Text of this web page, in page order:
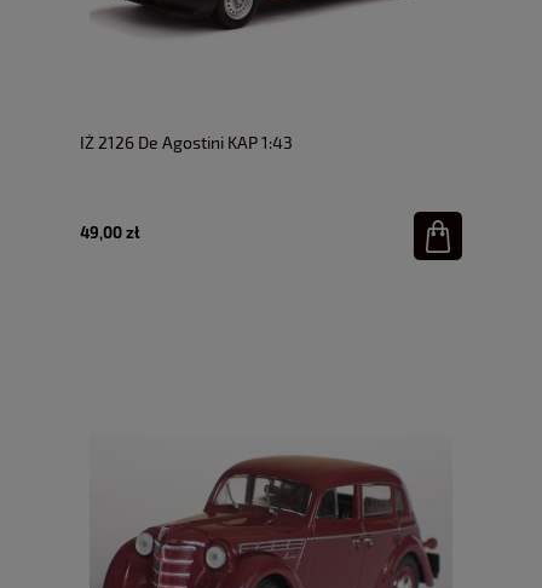
IŻ 2126 De Agostini KAP 1:43
49,00 zł